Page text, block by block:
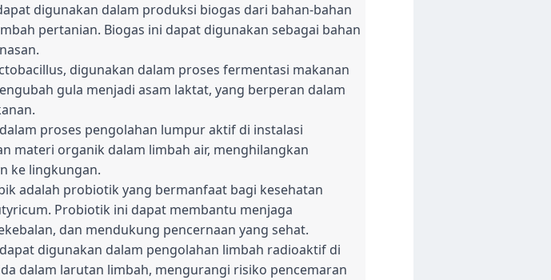
digunakan dalam produksi biogas dari bahan-bahan
pertanian. Biogas ini dapat digunakan sebagai bahan
digunakan dalam proses fermentasi makanan
gula menjadi asam laktat, yang berperan dalam
proses pengolahan lumpur aktif di instalasi
materi organik dalam limbah air, menghilangkan
ke lingkungan.
adalah probiotik yang bermanfaat bagi kesehatan
Probiotik ini dapat membantu menjaga
dan mendukung pencernaan yang sehat.
digunakan dalam pengolahan limbah radioaktif di
dalam larutan limbah, mengurangi risiko pencemaran